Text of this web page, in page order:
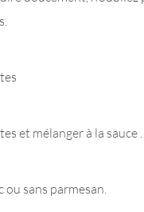
et mélanger à la sauce ….
ou sans parmesan.